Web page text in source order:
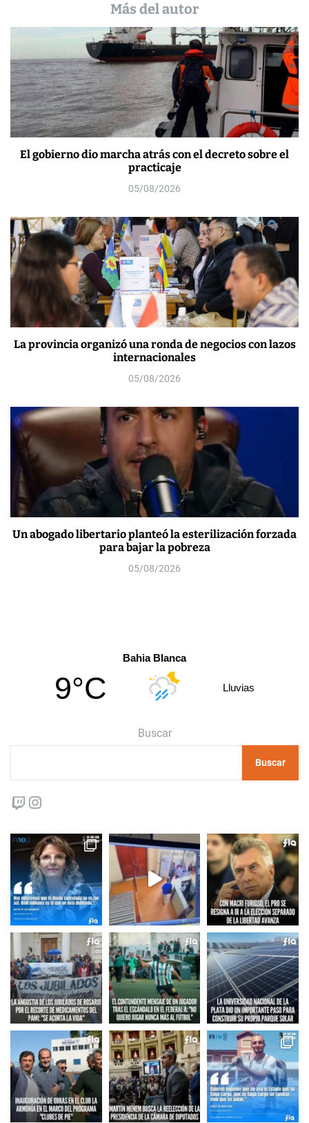
Más del autor
El gobierno dio marcha atrás con el decreto sobre el
practicaje
05/08/2026
La provincia organizó una ronda de negocios con lazos
internacionales
05/08/2026
Un abogado libertario planteó la esterilización forzada
para bajar la pobreza
05/08/2026
Bahia Blanca
9°C Lluvias
Buscar
Buscar
Twitch